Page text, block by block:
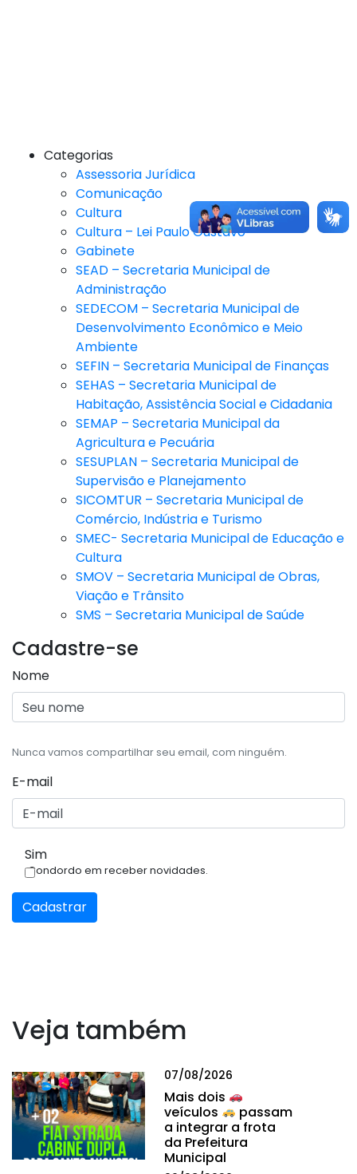
Categorias
Assessoria Jurídica
Comunicação
Cultura
Cultura – Lei Paulo Gustavo
Gabinete
SEAD – Secretaria Municipal de
Administração
SEDECOM – Secretaria Municipal de
Desenvolvimento Econômico e Meio
Ambiente
SEFIN – Secretaria Municipal de Finanças
SEHAS – Secretaria Municipal de
Habitação, Assistência Social e Cidadania
SEMAP – Secretaria Municipal da
Agricultura e Pecuária
SESUPLAN – Secretaria Municipal de
Supervisão e Planejamento
SICOMTUR – Secretaria Municipal de
Comércio, Indústria e Turismo
SMEC- Secretaria Municipal de Educação e
Cultura
SMOV – Secretaria Municipal de Obras,
Viação e Trânsito
SMS – Secretaria Municipal de Saúde
Cadastre-se
Nome
Nunca vamos compartilhar seu email, com ninguém.
E-mail
Sim
Condordo em receber novidades.
Cadastrar
Veja também
07/08/2026
Mais dois
veículos
passam
a integrar a frota
da Prefeitura
Municipal